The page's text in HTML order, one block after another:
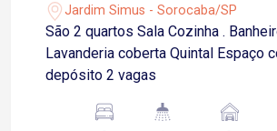
Jardim Simus - Sorocaba/SP
São 2 quartos Sala Cozinha .
Lavanderia coberta Quintal Espaço
depósito 2 vagas